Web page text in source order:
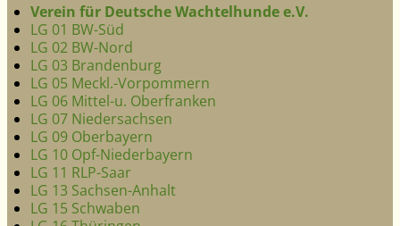
Verein für Deutsche Wachtelhunde e.V.
LG 01 BW-Süd
LG 02 BW-Nord
LG 03 Brandenburg
LG 05 Meckl.-Vorpommern
LG 06 Mittel-u. Oberfranken
LG 07 Niedersachsen
LG 09 Oberbayern
LG 10 Opf-Niederbayern
LG 11 RLP-Saar
LG 13 Sachsen-Anhalt
LG 15 Schwaben